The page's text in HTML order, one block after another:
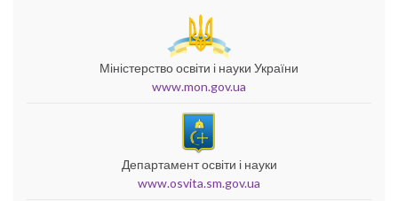
Міністерство освіти і науки України
www.mon.gov.ua
Департамент освіти і науки
www.osvita.sm.gov.ua